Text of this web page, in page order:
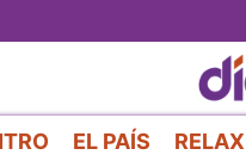
EL PAÍS RELAX